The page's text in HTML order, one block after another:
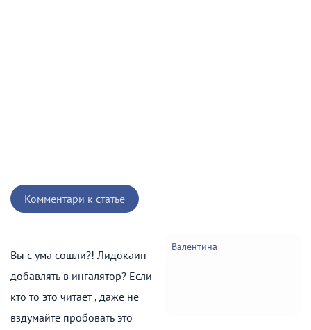
Комментари к статье
Валентина
Вы с ума сошли?! Лидокаин
добавлять в ингалятор? Если
кто то это читает , даже не
вздумайте пробовать это